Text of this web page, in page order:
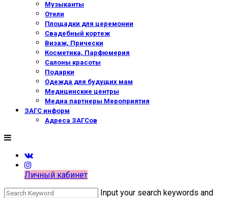
Музыканты
Отели
Площадки для церемонии
Свадебный кортеж
Визаж, Прически
Косметика, Парфюмерия
Салоны красоты
Подарки
Одежда для будущих мам
Медицинские центры
Медиа партнеры Мероприятия
ЗАГС информ
Адреса ЗАГСов
Личный кабинет
Input your search keywords and